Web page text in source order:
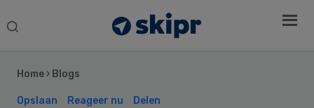
Search
Home › Blogs
Opslaan Reageer nu Delen
Sidebar